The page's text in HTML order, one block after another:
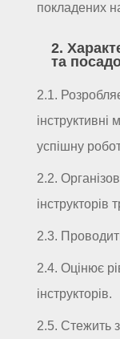
покладених
2.
та
2.1.
успішну
2.2.
інструкторів
2.3.
2.4. Оцінює
інструкторів.
2.5. Стежить